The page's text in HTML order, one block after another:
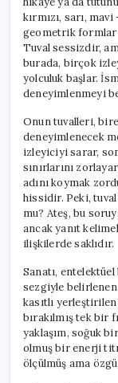
kırmızı, sarı,
geometrik formlar
Tuval sessizdir,
burada, birçok
yolculuk başlar.
deneyimlenmeyi
Onun tuvalleri,
deneyimlenecek
izleyiciyi sarar,
sınırlarını
adını koymak
hissidir. Peki,
mu? Ateş, bu
ancak yanıt
ilişkilerde saklıdır.
Sanatı,
sezgiyle
kasıtlı
bırakılmış tek bir
yaklaşım, soğuk
olmuş bir enerji
ölçülmüş ama